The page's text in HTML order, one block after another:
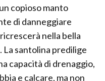
copioso manto
di danneggiare
nella bella
La santolina predilige
capacità di drenaggio,
e calcare, ma non